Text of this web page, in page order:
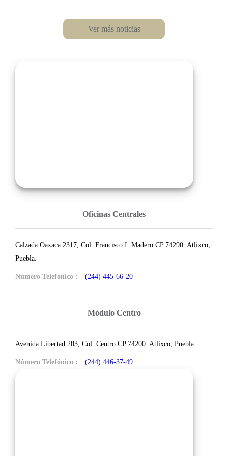
Ver más noticias
Oficinas Centrales
Calzada Oaxaca 2317, Col. Francisco I. Madero CP 74290. Atlixco,
Puebla.
Número Telefónico : (244) 445-66-20
Módulo Centro
Avenida Libertad 203, Col. Centro CP 74200. Atlixco, Puebla.
Número Telefónico : (244) 446-37-49